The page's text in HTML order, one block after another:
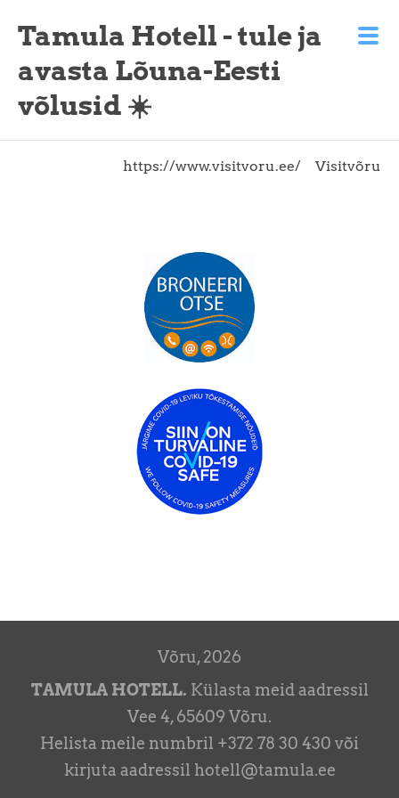
Tamula Hotell - tule ja
avasta Lõuna-Eesti
võlusid ☀️
https://www.visitvoru.ee/ Visitvõru
Võru, 2026
TAMULA HOTELL. Külasta meid aadressil
Vee 4, 65609 Võru.
Helista meile numbril +372 78 30 430 või
kirjuta aadressil hotell@tamula.ee